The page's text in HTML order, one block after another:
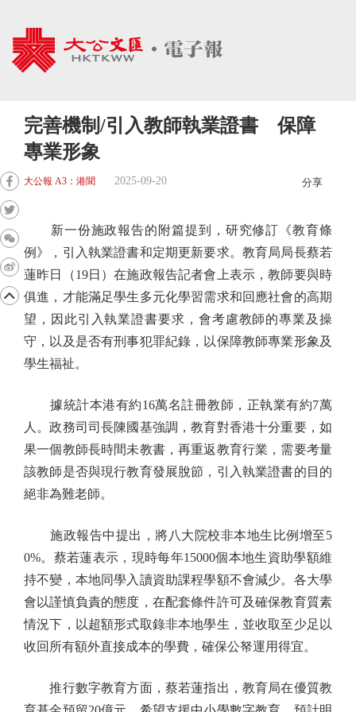
完善機制/引入教師執業證書 保障
專業形象
大公報 A3：港聞 2025-09-20 分享
新一份施政報告的附篇提到，研究修訂《教育條
例》，引入執業證書和定期更新要求。教育局局長蔡若
蓮昨日（19日）在施政報告記者會上表示，教師要與時
俱進，才能滿足學生多元化學習需求和回應社會的高期
望，因此引入執業證書要求，會考慮教師的專業及操
守，以及是否有刑事犯罪紀錄，以保障教師專業形象及
學生福祉。
據統計本港有約16萬名註冊教師，正執業有約7萬
人。政務司司長陳國基強調，教育對香港十分重要，如
果一個教師長時間未教書，再重返教育行業，需要考量
該教師是否與現行教育發展脫節，引入執業證書的目的
絕非為難老師。
施政報告中提出，將八大院校非本地生比例增至5
0%。蔡若蓮表示，現時每年15000個本地生資助學額維
持不變，本地同學入讀資助課程學額不會減少。各大學
會以謹慎負責的態度，在配套條件許可及確保教育質素
情況下，以超額形式取錄非本地學生，並收取至少足以
收回所有額外直接成本的學費，確保公帑運用得宜。
推行數字教育方面，蔡若蓮指出，教育局在優質教